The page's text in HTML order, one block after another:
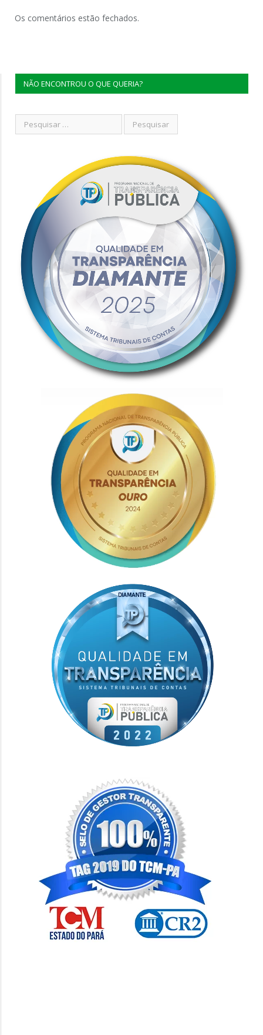
Os comentários estão fechados.
NÃO ENCONTROU O QUE QUERIA?